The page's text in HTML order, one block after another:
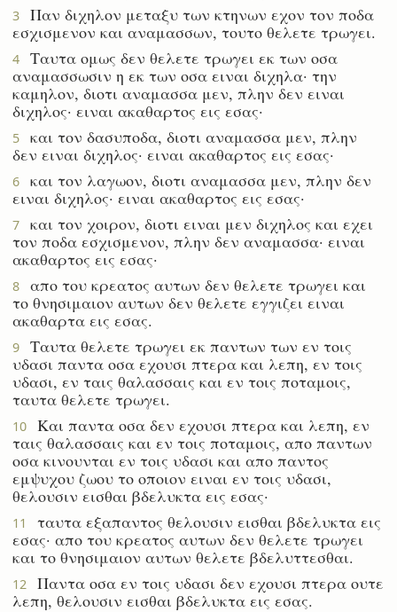
3
Παν διχηλον μεταξυ των κτηνων εχον τον ποδα
εσχισμενον και αναμασσων, τουτο θελετε τρωγει.
4
Ταυτα ομως δεν θελετε τρωγει εκ των οσα
αναμασσωσιν η εκ των οσα ειναι διχηλα· την
καμηλον, διοτι αναμασσα μεν, πλην δεν ειναι
διχηλος· ειναι ακαθαρτος εις εσας·
5
και τον δασυποδα, διοτι αναμασσα μεν, πλην
δεν ειναι διχηλος· ειναι ακαθαρτος εις εσας·
6
και τον λαγωον, διοτι αναμασσα μεν, πλην δεν
ειναι διχηλος· ειναι ακαθαρτος εις εσας·
7
και τον χοιρον, διοτι ειναι μεν διχηλος και εχει
τον ποδα εσχισμενον, πλην δεν αναμασσα· ειναι
ακαθαρτος εις εσας·
8
απο του κρεατος αυτων δεν θελετε τρωγει και
το θνησιμαιον αυτων δεν θελετε εγγιζει ειναι
ακαθαρτα εις εσας.
9
Ταυτα θελετε τρωγει εκ παντων των εν τοις
υδασι παντα οσα εχουσι πτερα και λεπη, εν τοις
υδασι, εν ταις θαλασσαις και εν τοις ποταμοις,
ταυτα θελετε τρωγει.
10
Και παντα οσα δεν εχουσι πτερα και λεπη, εν
ταις θαλασσαις και εν τοις ποταμοις, απο παντων
οσα κινουνται εν τοις υδασι και απο παντος
εμψυχου ζωου το οποιον ειναι εν τοις υδασι,
θελουσιν εισθαι βδελυκτα εις εσας·
11
ταυτα εξαπαντος θελουσιν εισθαι βδελυκτα εις
εσας· απο του κρεατος αυτων δεν θελετε τρωγει
και το θνησιμαιον αυτων θελετε βδελυττεσθαι.
12
Παντα οσα εν τοις υδασι δεν εχουσι πτερα ουτε
λεπη, θελουσιν εισθαι βδελυκτα εις εσας.